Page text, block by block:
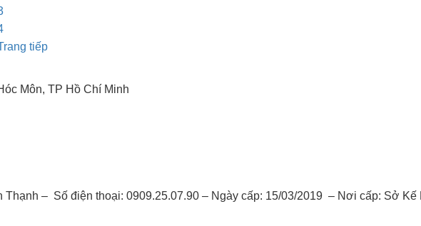
tiếp
Môn, TP Hồ Chí Minh
– Số điện thoại: 0909.25.07.90 – Ngày cấp: 15/03/2019 – Nơi cấp: Sở Kế